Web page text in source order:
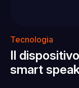
Tecnologia
Il
smart